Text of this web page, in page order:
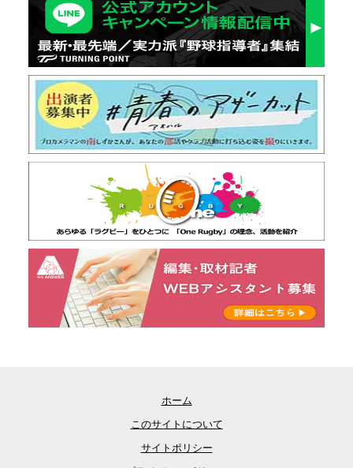
ホーム
このサイトについて
サイトポリシー